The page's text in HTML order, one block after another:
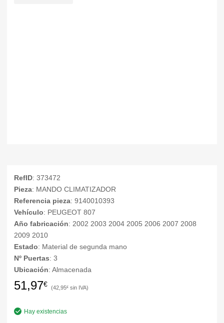
RefID: 373472
Pieza: MANDO CLIMATIZADOR
Referencia pieza: 9140010393
Vehículo: PEUGEOT 807
Año fabricación: 2002 2003 2004 2005 2006 2007 2008
2009 2010
Estado: Material de segunda mano
Nº Puertas: 3
Ubicación: Almacenada
51,97€ 42,95€
Hay existencias